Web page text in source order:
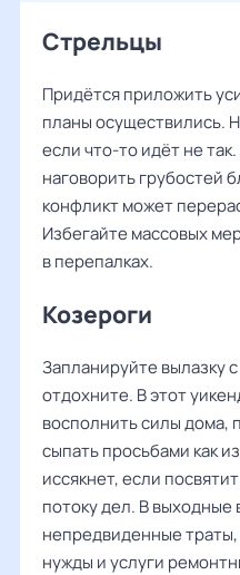
Стрельцы
Придётся приложить
планы осуществились.
если что-то идёт не
наговорить грубостей
конфликт может
Избегайте массовых
в перепалках.
Козероги
Запланируйте вылазку
отдохните. В этот
восполнить силы дома,
сыпать просьбами как
иссякнет, если
потоку дел. В выходные
непредвиденные
нужды и услуги